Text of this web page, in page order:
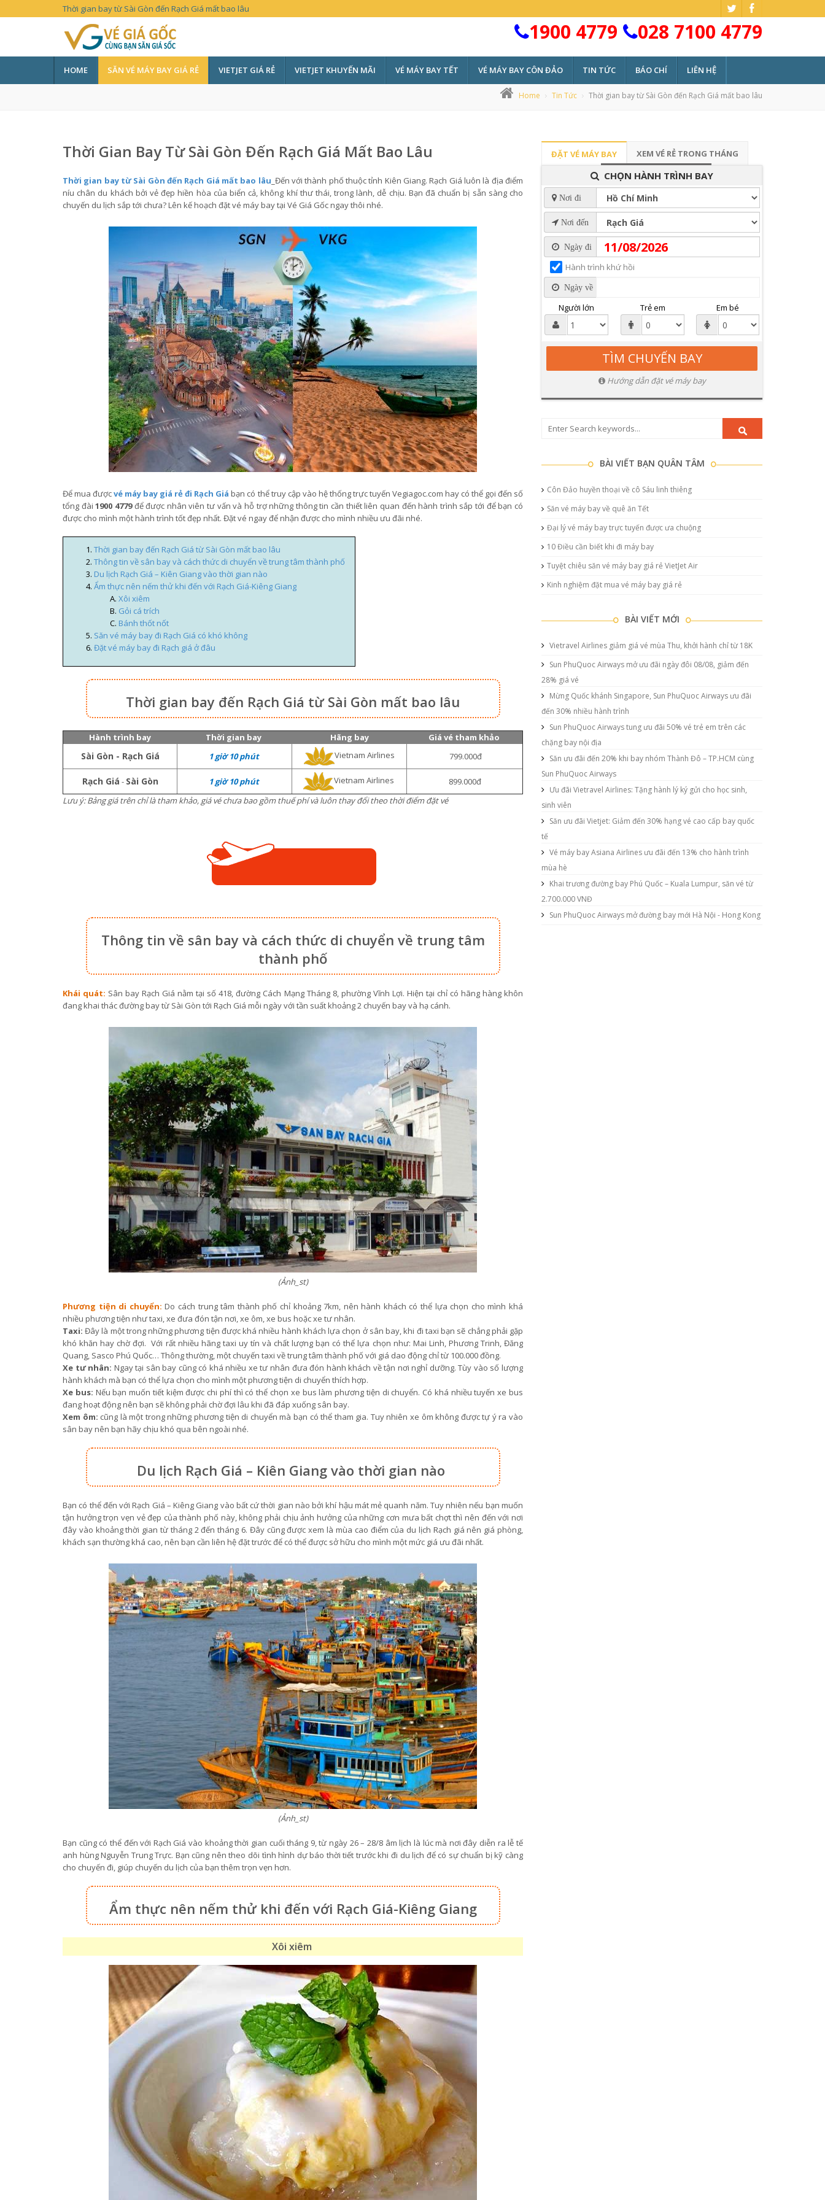
Thời gian bay từ Sài Gòn đến Rạch Giá mất bao lâu
1900 4779 028 7100 4779
HOME SĂN VÉ MÁY BAY GIÁ RẺ VIETJET GIÁ RẺ VIETJET KHUYẾN MÃI VÉ MÁY BAY TẾT VÉ MÁY BAY CÔN ĐẢO TIN TỨC BÁO CHÍ LIÊN HỆ
Home Tin Tức Thời gian bay từ Sài Gòn đến Rạch Giá mất bao lâu
Thời Gian Bay Từ Sài Gòn Đến Rạch Giá Mất Bao Lâu
Thời gian bay từ Sài Gòn đến Rạch Giá mất bao lâu _Đến với thành phố thuộc tỉnh Kiên Giang. Rạch Giá luôn là địa điểm
níu chân du khách bởi vẻ đẹp hiền hòa của biển cả, không khí thư thái, trong lành, dễ chịu. Bạn đã chuẩn bị sẵn sàng cho
chuyến du lịch sắp tới chưa? Lên kế hoạch đặt vé máy bay tại Vé Giá Gốc ngay thôi nhé.
Để mua đượcvé máy bay giá rẻ đi Rạch Giá bạn có thể truy cập vào hệ thống trực tuyến Vegiagoc.com hay có thể gọi đến số
tổng đài1900 4779để được nhân viên tư vấn và hỗ trợ những thông tin cần thiết liên quan đến hành trình sắp tới để bạn có
được cho mình một hành trình tốt đẹp nhất. Đặt vé ngay để nhận được cho mình nhiều ưu đãi nhé.
Thời gian bay đến Rạch Giá từ Sài Gòn mất bao lâu
Thông tin về sân bay và cách thức di chuyển về trung tâm thành phố
Du lịch Rạch Giá – Kiên Giang vào thời gian nào
Ẩm thực nên nếm thử khi đến với Rạch Giá-Kiêng Giang
Xôi xiêm
Gỏi cá trích
Bánh thốt nốt
Săn vé máy bay đi Rạch Giá có khó không
Đặt vé máy bay đi Rạch giá ở đâu
Thời gian bay đến Rạch Giá từ Sài Gòn mất bao lâu
Hành trình bay Thời gian bay Hãng bay Giá vé tham khảo
Sài Gòn - Rạch Giá 1 giờ 10phút Vietnam Airlines 799.000đ
Rạch Giá - Sài Gòn 1 giờ 10phút Vietnam Airlines
899.000đ
Lưu ý: Bảng giá trên chỉ là tham khảo, giá vé chưa bao gồm thuế phí và luôn thay đổi theo thời điểm đặt vé
Thông tin về sân bay và cách thức di chuyển về trung tâm
thành phố
Khái quát: Sân bay Rạch Giá nằm tại số 418, đường Cách Mạng Tháng 8, phường Vĩnh Lợi. Hiện tại chỉ có hãng hàng khôn
đang khai thác đường bay từ Sài Gòn tới Rạch Giá mỗi ngày với tần suất khoảng 2 chuyến bay và hạ cánh.
(Ảnh_st)
Phương tiện di chuyển: Do cách trung tâm thành phố chỉ khoảng 7km, nên hành khách có thể lựa chọn cho mình khá
nhiều phương tiện như taxi, xe đưa đón tận nơi, xe ôm, xe bus hoặc xe tư nhân.
Taxi: Đây là một trong những phương tiện được khá nhiều hành khách lựa chọn ở sân bay, khi đi taxi bạn sẽ chẳng phải gặp
khó khăn hay chờ đợi. Với rất nhiều hãng taxi uy tín và chất lượng bạn có thể lựa chọn như: Mai Linh, Phương Trinh, Đăng
Quang, Sasco Phú Quốc… Thông thường, một chuyến taxi về trung tâm thành phố với giá dao động chỉ từ 100.000 đồng.
Xe tư nhân: Ngay tại sân bay cũng có khá nhiều xe tư nhân đưa đón hành khách về tận nơi nghỉ dưỡng. Tùy vào số lượng
hành khách mà bạn có thể lựa chọn cho mình một phương tiện di chuyển thích hợp.
Xe bus: Nếu bạn muốn tiết kiệm được chi phí thì có thể chọn xe bus làm phương tiện di chuyển. Có khá nhiều tuyến xe bus
đang hoạt động nên bạn sẽ không phải chờ đợi lâu khi đã đáp xuống sân bay.
Xem ôm: cũng là một trong những phương tiện di chuyển mà bạn có thể tham gia. Tuy nhiên xe ôm không được tự ý ra vào
sân bay nên bạn hãy chịu khó qua bên ngoài nhé.
Du lịch Rạch Giá – Kiên Giang vào thời gian nào
Bạn có thể đến với Rạch Giá – Kiêng Giang vào bất cứ thời gian nào bởi khí hậu mát mẻ quanh năm. Tuy nhiên nếu bạn muốn
tận hưởng trọn vẹn vẻ đẹp của thành phố này, không phải chịu ảnh hưởng của những cơn mưa bất chợt thì nên đến với nơi
đây vào khoảng thời gian từ tháng 2 đến tháng 6. Đây cũng được xem là mùa cao điểm của du lịch Rạch giá nên giá phòng,
khách sạn thường khá cao, nên bạn cần liên hệ đặt trước để có thể được sở hữu cho mình một mức giá ưu đãi nhất.
(Ảnh_st)
Bạn cũng có thể đến với Rạch Giá vào khoảng thời gian cuối tháng 9, từ ngày 26 – 28/8 âm lịch là lúc mà nơi đây diễn ra lễ tế
anh hùng Nguyễn Trung Trực. Bạn cũng nên theo dõi tình hình dự báo thời tiết trước khi đi du lịch để có sự chuẩn bị kỹ càng
cho chuyến đi, giúp chuyến du lịch của bạn thêm trọn vẹn hơn.
Ẩm thực nên nếm thử khi đến với Rạch Giá-Kiêng Giang
Xôi xiêm
ĐẶT VÉ MÁY BAY XEM VÉ RẺ TRONG THÁNG
CHỌN HÀNH TRÌNH BAY
Nơi đi
Nơi đến
Ngày đi
Hành trình khứ hồi
Ngày về
Người lớn Trẻ em Em bé
Hướng dẫn đặt vé máy bay
BÀI VIẾT BẠN QUÂN TÂM
Côn Đảo huyền thoại về cô Sáu linh thiêng
Săn vé máy bay về quê ăn Tết
Đại lý vé máy bay trực tuyến được ưa chuộng
10 Điều cần biết khi đi máy bay
Tuyệt chiêu săn vé máy bay giá rẻ VietJet Air
Kinh nghiệm đặt mua vé máy bay giá rẻ
BÀI VIẾT MỚI
Vietravel Airlines giảm giá vé mùa Thu, khởi hành chỉ từ 18K
Sun PhuQuoc Airways mở ưu đãi ngày đôi 08/08, giảm đến
28% giá vé
Mừng Quốc khánh Singapore, Sun PhuQuoc Airways ưu đãi
đến 30% nhiều hành trình
Sun PhuQuoc Airways tung ưu đãi 50% vé trẻ em trên các
chặng bay nội địa
Săn ưu đãi đến 20% khi bay nhóm Thành Đô – TP.HCM cùng
Sun PhuQuoc Airways
Ưu đãi Vietravel Airlines: Tặng hành lý ký gửi cho học sinh,
sinh viên
Săn ưu đãi Vietjet: Giảm đến 30% hạng vé cao cấp bay quốc
tế
Vé máy bay Asiana Airlines ưu đãi đến 13% cho hành trình
mùa hè
Khai trương đường bay Phú Quốc – Kuala Lumpur, săn vé từ
2.700.000 VNĐ
Sun PhuQuoc Airways mở đường bay mới Hà Nội - Hong Kong